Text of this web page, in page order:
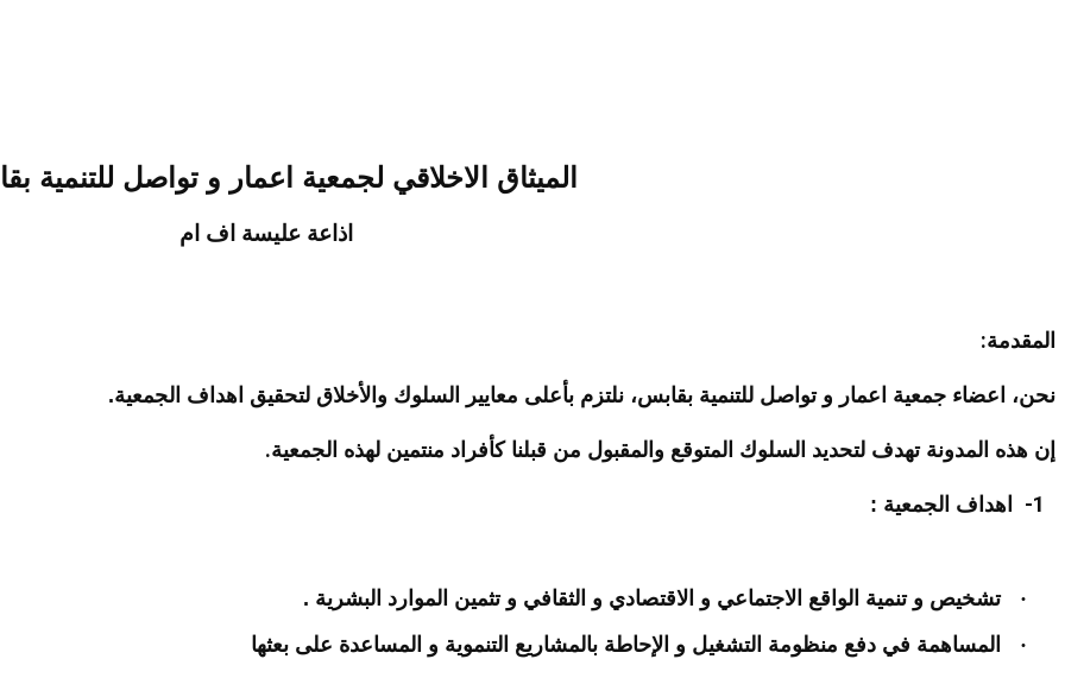
الميثاق الاخلاقي لجمعية اعمار و تواصل للتنمية
اذاعة عليسة اف ام
المقدمة:
نحن، اعضاء جمعية اعمار و تواصل للتنمية بقابس، نلتزم بأعلى معايير السلوك والأخلاق لتحقيق اهداف الجمعية.
إن هذه المدونة تهدف لتحديد السلوك المتوقع والمقبول من قبلنا كأفراد منتمين لهذه الجمعية.
1- اهداف الجمعية :
·
تشخيص و تنمية الواقع الاجتماعي و الاقتصادي و الثقافي و تثمين الموارد البشرية .
·
المساهمة في دفع منظومة التشغيل و الإحاطة بالمشاريع التنموية و المساعدة على بعثها